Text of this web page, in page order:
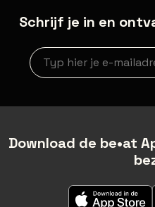
Schrijf je in en
Nieuwsbrief aanmelding
Download de be•at